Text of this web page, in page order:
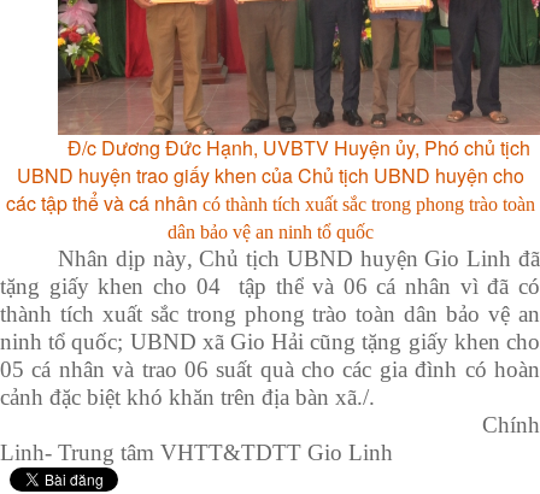
Đ/c Dương Đức Hạnh, UVBTV Huyện ủy, Phó chủ tịch
UBND huyện trao giấy khen của Chủ tịch UBND huyện cho
các tập thể và cá nhân có thành tích xuất sắc trong phong trào toàn
dân bảo vệ an ninh tổ quốc
Nhân dịp này, Chủ tịch UBND huyện Gio Linh đã
tặng giấy khen cho 04tập thểvà 06 cá nhân vì đã có
thành tích xuất sắc trong phong trào toàn dân bảo vệ an
ninh tổ quốc; UBND xã Gio Hải cũng tặng giấy khen cho
05 cá nhân và trao 06 suất quà cho các gia đình có hoàn
cảnh đặc biệt khó khăn trên địa bàn xã./.
Chính
Linh- Trung tâm VHTT&TDTT Gio Linh